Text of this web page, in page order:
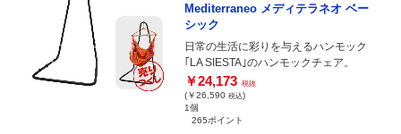
Mediterraneo メディテラネオ ベー
シック
日常の生活に彩りを与えるハンモック
｢LA SIESTA｣のハンモックチェア。
￥24,173 税抜
(￥26,590 税込)
1個
265ポイント